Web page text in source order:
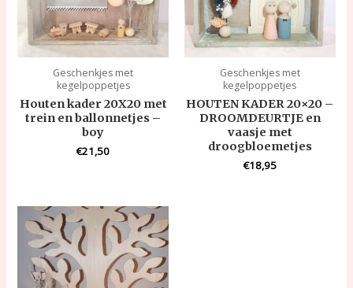
Geschenkjes met
kegelpoppetjes
Houten kader 20X20 met
trein en ballonnetjes –
boy
€21,50
Geschenkjes met
kegelpoppetjes
HOUTEN KADER 20×20 –
DROOMDEURTJE en
vaasje met
droogbloemetjes
€18,95